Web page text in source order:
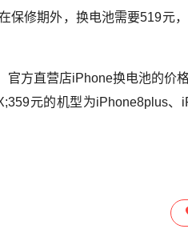
保修期外，换电池需要519元
官方直营店iPhone换电池的
元的机型为iPhone8plus